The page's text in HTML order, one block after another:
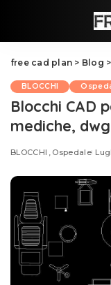
free cad plan > Blog >
BLOCCHI
Blocchi CAD
mediche,
BLOCCHI Ospedale